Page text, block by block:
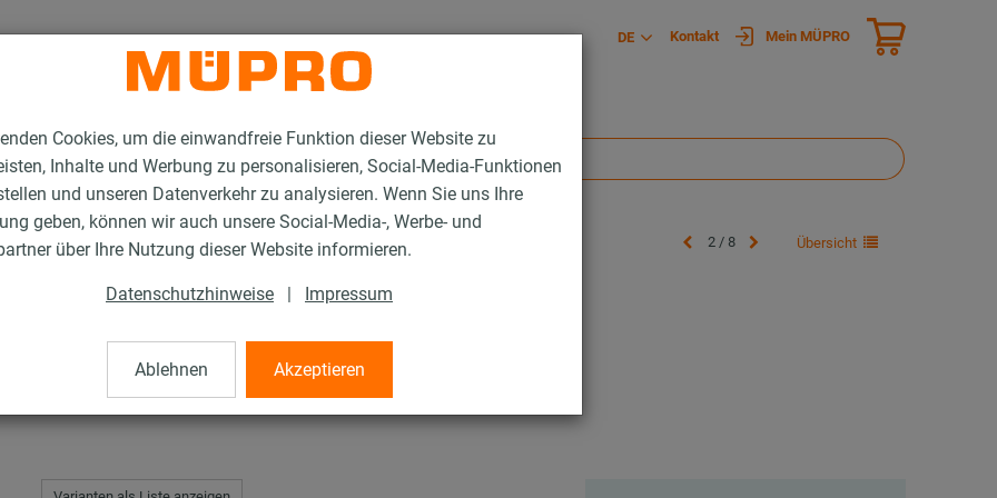
Cookies, um die einwandfreie Funktion dieser Website zu
Inhalte und Werbung zu personalisieren, Social-Media-Funktionen
und unseren Datenverkehr zu analysieren. Wenn Sie uns Ihre
geben, können wir auch unsere Social-Media-, Werbe- und
über Ihre Nutzung dieser Website informieren.
Datenschutzhinweise | Impressum
Ablehnen Akzeptieren
DE Kontakt Mein MÜPRO
und Lospunkte für die Schwerlastbefestigung Hartholzschalen 2 / 8 Übersicht